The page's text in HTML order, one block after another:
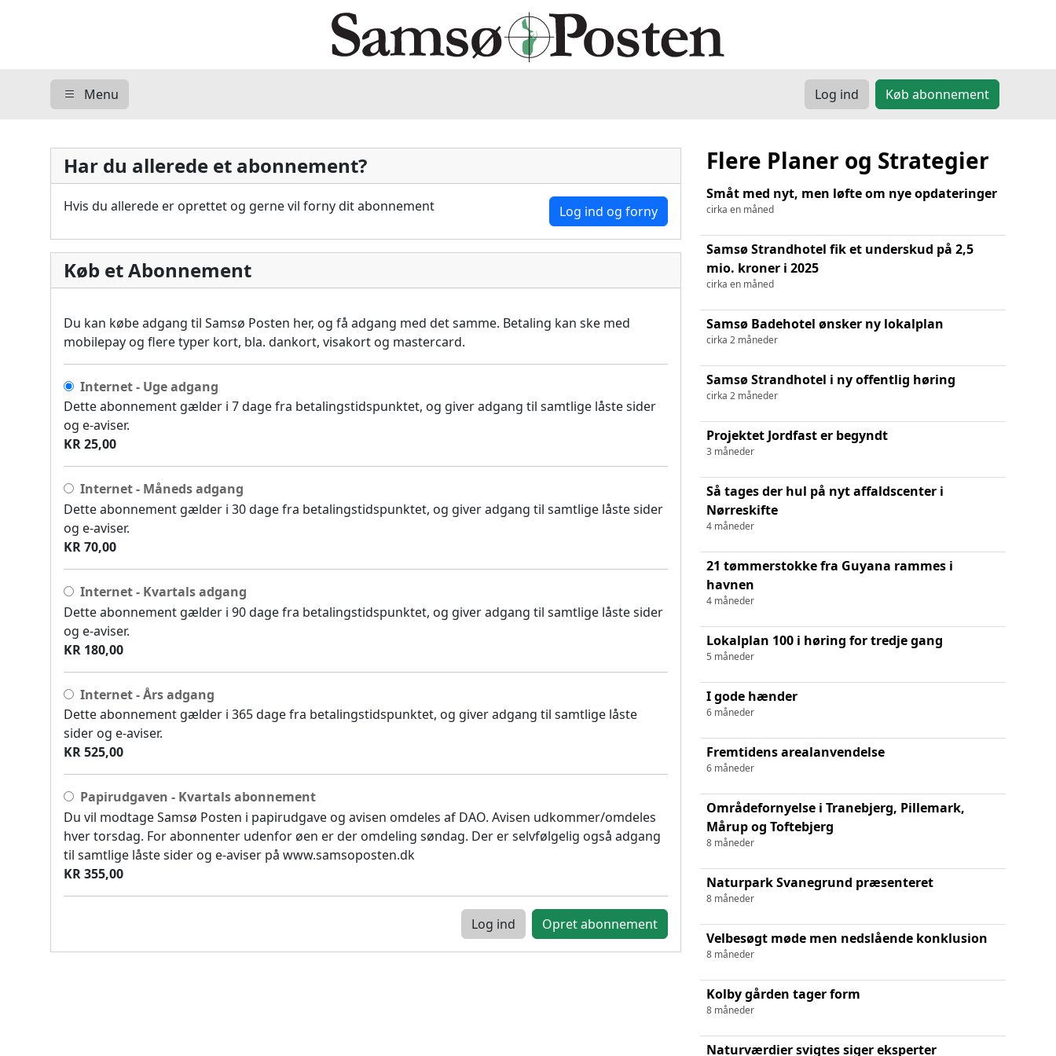
Menu Log ind Køb abonnement
Har du allerede et abonnement?
Hvis du allerede er oprettet og gerne vil forny dit abonnement Log ind og forny
Køb et Abonnement
Du kan købe adgang til Samsø Posten her, og få adgang med det samme. Betaling kan ske med
mobilepay og flere typer kort, bla. dankort, visakort og mastercard.
Internet - Uge adgang
Dette abonnement gælder i 7 dage fra betalingstidspunktet, og giver adgang til samtlige låste sider
og e-aviser.
KR 25,00
Internet - Måneds adgang
Dette abonnement gælder i 30 dage fra betalingstidspunktet, og giver adgang til samtlige låste sider
og e-aviser.
KR 70,00
Internet - Kvartals adgang
Dette abonnement gælder i 90 dage fra betalingstidspunktet, og giver adgang til samtlige låste sider
og e-aviser.
KR 180,00
Internet - Års adgang
Dette abonnement gælder i 365 dage fra betalingstidspunktet, og giver adgang til samtlige låste
sider og e-aviser.
KR 525,00
Papirudgaven - Kvartals abonnement
Du vil modtage Samsø Posten i papirudgave og avisen omdeles af DAO. Avisen udkommer/omdeles
hver torsdag. For abonnenter udenfor øen er der omdeling søndag. Der er selvfølgelig også adgang
til samtlige låste sider og e-aviser på www.samsoposten.dk
KR 355,00
Log ind
Flere Planer og Strategier
Småt med nyt, men løfte om nye opdateringer
cirka en måned
Samsø Strandhotel fik et underskud på 2,5
mio. kroner i 2025
cirka en måned
Samsø Badehotel ønsker ny lokalplan
cirka 2 måneder
Samsø Strandhotel i ny offentlig høring
cirka 2 måneder
Projektet Jordfast er begyndt
3 måneder
Så tages der hul på nyt affaldscenter i
Nørreskifte
4 måneder
21 tømmerstokke fra Guyana rammes i
havnen
4 måneder
Lokalplan 100 i høring for tredje gang
5 måneder
I gode hænder
6 måneder
Fremtidens arealanvendelse
6 måneder
Områdefornyelse i Tranebjerg, Pillemark,
Mårup og Toftebjerg
8 måneder
Naturpark Svanegrund præsenteret
8 måneder
Velbesøgt møde men nedslående konklusion
8 måneder
Kolby gården tager form
8 måneder
Naturværdier svigtes siger eksperter